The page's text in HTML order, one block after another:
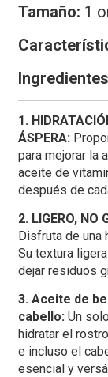
Tamaño: 1
1.
ÁSPERA:
para mejorar la
aceite de
después de
2. LIGERO, NO
Disfruta de una
Su textura
dejar residuos
3. Aceite de
cabello: Un
hidratar el
e incluso el
esencial y